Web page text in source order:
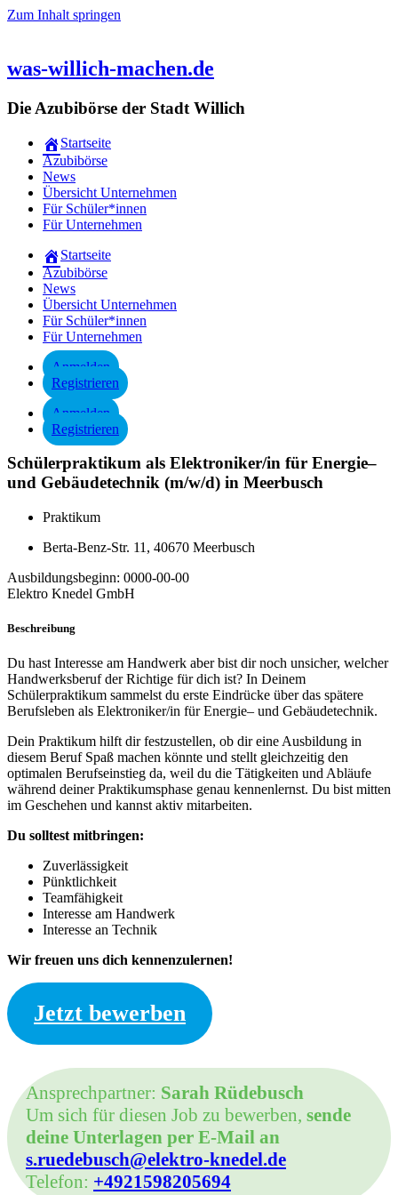
Zum Inhalt springen
was-willich-machen.de
Die Azubibörse der Stadt Willich
Startseite
Azubibörse
News
Übersicht Unternehmen
Für Schüler*innen
Für Unternehmen
Startseite
Azubibörse
News
Übersicht Unternehmen
Für Schüler*innen
Für Unternehmen
Anmelden
Registrieren
Anmelden
Registrieren
Schülerpraktikum als Elektroniker/in für Energie–
und Gebäudetechnik (m/w/d) in Meerbusch
Praktikum
Berta-Benz-Str. 11, 40670 Meerbusch
Ausbildungsbeginn: 0000-00-00
Elektro Knedel GmbH
Beschreibung
Du hast Interesse am Handwerk aber bist dir noch unsicher, welcher
Handwerksberuf der Richtige für dich ist? In Deinem
Schülerpraktikum sammelst du erste Eindrücke über das spätere
Berufsleben als Elektroniker/in für Energie– und Gebäudetechnik.
Dein Praktikum hilft dir festzustellen, ob dir eine Ausbildung in
diesem Beruf Spaß machen könnte und stellt gleichzeitig den
optimalen Berufseinstieg da, weil du die Tätigkeiten und Abläufe
während deiner Praktikumsphase genau kennenlernst. Du bist mitten
im Geschehen und kannst aktiv mitarbeiten.
Du solltest mitbringen:
Zuverlässigkeit
Pünktlichkeit
Teamfähigkeit
Interesse am Handwerk
Interesse an Technik
Wir freuen uns dich kennenzulernen!
Jetzt bewerben
Ansprechpartner: Sarah Rüdebusch
Um sich für diesen Job zu bewerben, sende
deine Unterlagen per E-Mail an
s.ruedebusch@elektro-knedel.de
Telefon: +4921598205694